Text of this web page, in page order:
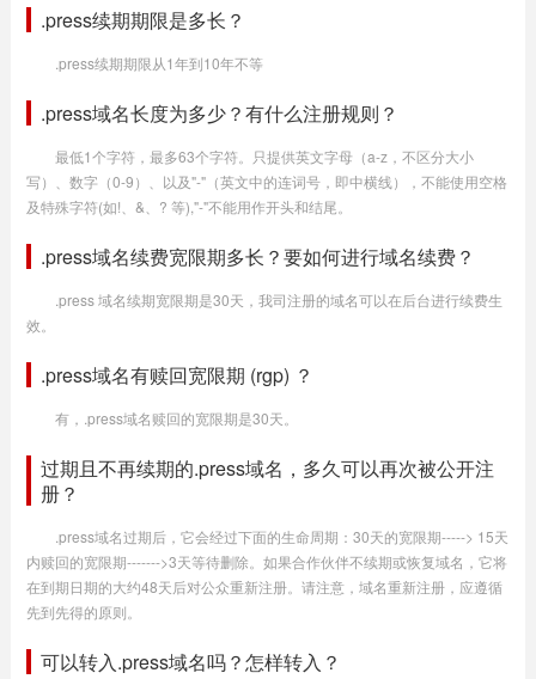
.press续期期限是多长？
.press续期期限从1年到10年不等
.press域名长度为多少？有什么注册规则？
最低1个字符，最多63个字符。只提供英文字母（a-z，不区分大小
写）、数字（0-9）、以及"-"（英文中的连词号，即中横线），不能使用空格
及特殊字符(如!、&、? 等),"-"不能用作开头和结尾。
.press域名续费宽限期多长？要如何进行域名续费？
.press 域名续期宽限期是30天，我司注册的域名可以在后台进行续费生
效。
.press域名有赎回宽限期 (rgp) ？
有，.press域名赎回的宽限期是30天。
过期且不再续期的.press域名，多久可以再次被公开注
册？
.press域名过期后，它会经过下面的生命周期：30天的宽限期-----> 15天
内赎回的宽限期------->3天等待删除。如果合作伙伴不续期或恢复域名，它将
在到期日期的大约48天后对公众重新注册。请注意，域名重新注册，应遵循
先到先得的原则。
可以转入.press域名吗？怎样转入？